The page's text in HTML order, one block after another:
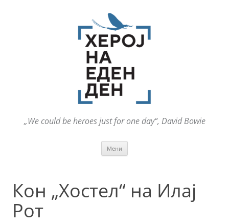
„We could be heroes just for one day“, David Bowie
Мени
Кон „Хостел“ на Илај
Рот